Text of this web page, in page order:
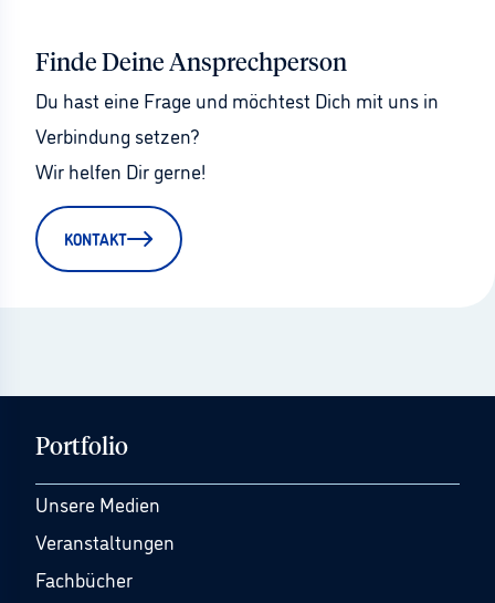
Finde Deine Ansprechperson
Du hast eine Frage und möchtest Dich mit uns in
Verbindung setzen?
Wir helfen Dir gerne!
KONTAKT
Portfolio
Unsere Medien
Veranstaltungen
Fachbücher